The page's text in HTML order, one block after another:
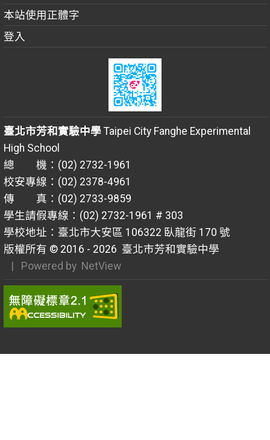
本站使用正體字
登入
臺北市芳和實驗中學Taipei City Fanghe Experimental
High School
總 機：(02) 2732-1961
校安專線：(02) 2378-4961
傳 真：(02) 2733-9859
學生請假專線：(02) 2732-1961 # 303
學校地址：臺北市大安區 106322 臥龍街 170 號
版權所有 © 2016 - 2026 臺北市芳和實驗中學
| Powered by NetView